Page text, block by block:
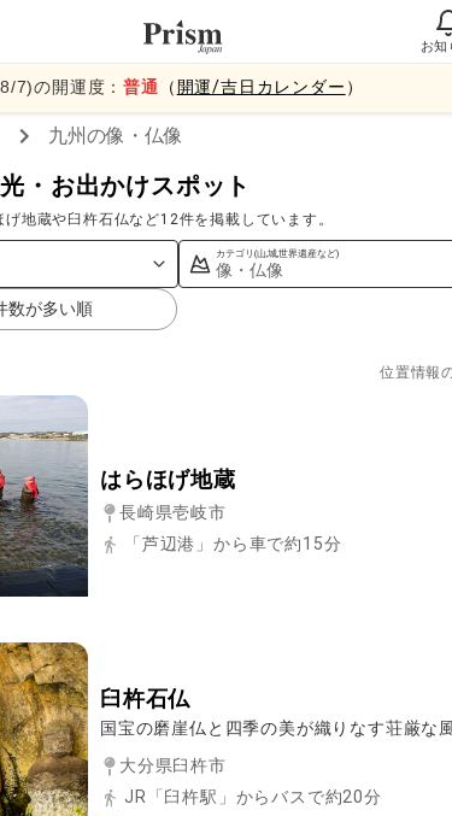
お知
8/7)の開運度：普通 （ 開運/吉日カレンダー ）
九州の像・仏像
・お出かけスポット
地蔵や臼杵石仏など12件を掲載しています。
カテゴリ(山,城,世界遺産など)
像・仏像
数が多い順
位置情報
はらほげ地蔵
長崎県壱岐市
「芦辺港」から車で約15分
臼杵石仏
国宝の磨崖仏と四季の美が織りなす荘厳な
大分県臼杵市
JR「臼杵駅」からバスで約20分